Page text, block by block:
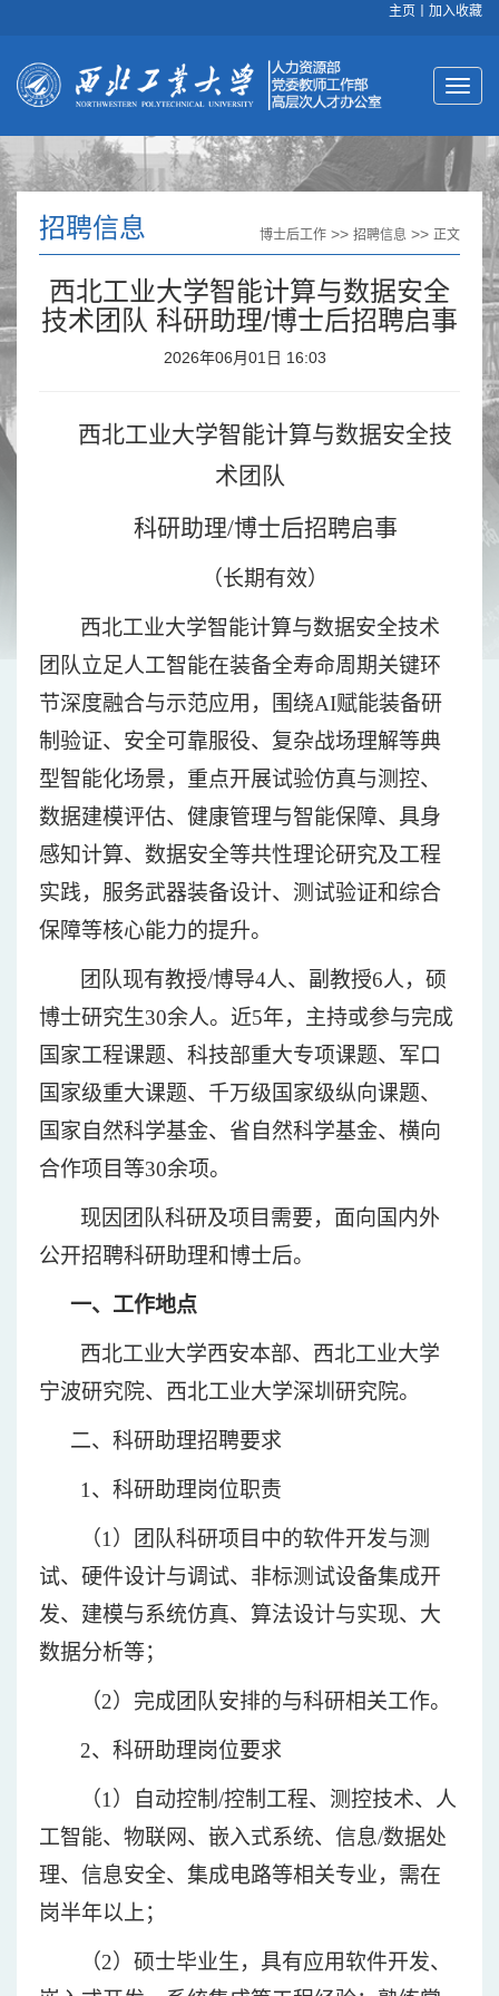
主页 加入收藏
招聘信息 博士后工作 >> 招聘信息 >> 正文
西北工业大学智能计算与数据安全
技术团队 科研助理/博士后招聘启事
2026年06月01日 16:03
西北工业大学智能计算与数据安全技
术团队
科研助理/博士后招聘启事
（长期有效）
西北工业大学智能计算与数据安全技术
团队立足人工智能在装备全寿命周期关键环
节深度融合与示范应用，围绕AI赋能装备研
制验证、安全可靠服役、复杂战场理解等典
型智能化场景，重点开展试验仿真与测控、
数据建模评估、健康管理与智能保障、具身
感知计算、数据安全等共性理论研究及工程
实践，服务武器装备设计、测试验证和综合
保障等核心能力的提升。
团队现有教授/博导4人、副教授6人，硕
博士研究生30余人。近5年，主持或参与完成
国家工程课题、科技部重大专项课题、军口
国家级重大课题、千万级国家级纵向课题、
国家自然科学基金、省自然科学基金、横向
合作项目等30余项。
现因团队科研及项目需要，面向国内外
公开招聘科研助理和博士后。
一、工作地点
西北工业大学西安本部、西北工业大学
宁波研究院、西北工业大学深圳研究院。
二、科研助理招聘要求
1、科研助理岗位职责
（1）团队科研项目中的软件开发与测
试、硬件设计与调试、非标测试设备集成开
发、建模与系统仿真、算法设计与实现、大
数据分析等；
（2）完成团队安排的与科研相关工作。
2、科研助理岗位要求
（1）自动控制/控制工程、测控技术、人
工智能、物联网、嵌入式系统、信息/数据处
理、信息安全、集成电路等相关专业，需在
岗半年以上；
（2）硕士毕业生，具有应用软件开发、